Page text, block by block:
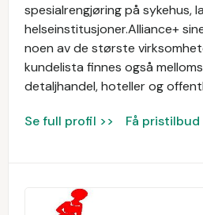
spesialrengjøring på sykehus,
helseinstitusjoner.Alliance+
noen av de største
kundelista finnes også
detaljhandel, hoteller og
Se full profil >> Få pristilbud